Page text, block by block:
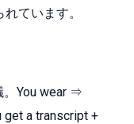
ています。
。You wear ⇒
a transcript +